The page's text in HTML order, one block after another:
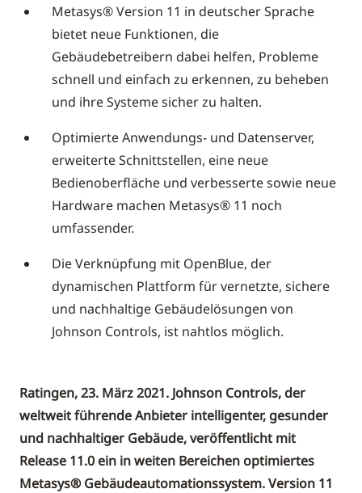
Metasys® Version 11 in deutscher Sprache
bietet neue Funktionen, die
Gebäudebetreibern dabei helfen, Probleme
schnell und einfach zu erkennen, zu beheben
und ihre Systeme sicher zu halten.
Optimierte Anwendungs- und Datenserver,
erweiterte Schnittstellen, eine neue
Bedienoberfläche und verbesserte sowie neue
Hardware machen Metasys® 11 noch
umfassender.
Die Verknüpfung mit OpenBlue, der
dynamischen Plattform für vernetzte, sichere
und nachhaltige Gebäudelösungen von
Johnson Controls, ist nahtlos möglich.
Ratingen, 23. März 2021. Johnson Controls, der
weltweit führende Anbieter intelligenter, gesunder
und nachhaltiger Gebäude, veröffentlicht mit
Release 11.0 ein in weiten Bereichen optimiertes
Metasys® Gebäudeautomationssystem. Version 11